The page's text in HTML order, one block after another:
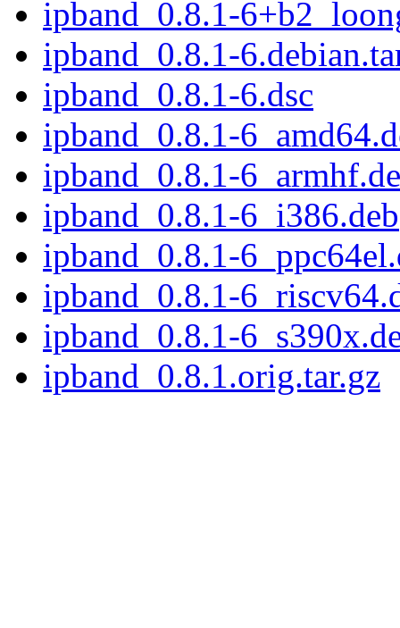
ipband_0.8.1-
ipband_0.8.1-
ipband_0.8.1-6.dsc
ipband_0.8.1-
ipband_0.8.1-
ipband_0.8.1-6_i386.deb
ipband_0.8.1-
ipband_0.8.1-
ipband_0.8.1-
ipband_0.8.1.orig.tar.gz